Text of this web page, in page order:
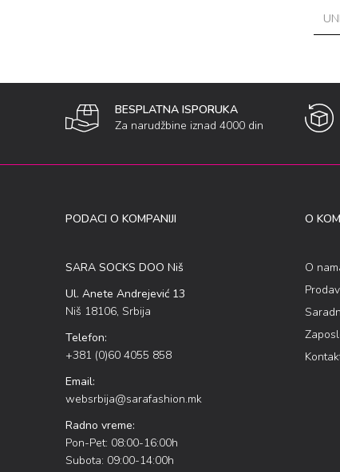
BESPLATNA ISPORUKA
Za narudžbine iznad 4000 din
PODACI O KOMPANIJI
SARA SOCKS DOO Niš
Ul. Anete Andrejević 13
Niš 18106, Srbija
Telefon:
+381 (0)60 4055 858
Email:
websrbija@sarafashion.mk
Radno vreme:
Pon-Pet: 08:00-16:00h
Subota: 09:00-14:00h
O
O